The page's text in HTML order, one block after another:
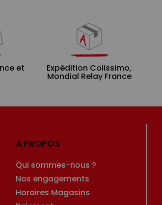
et Expédition Colissimo,
Mondial Relay France
À PROPOS
Qui sommes-nous ?
Nos engagements
Horaires Magasins